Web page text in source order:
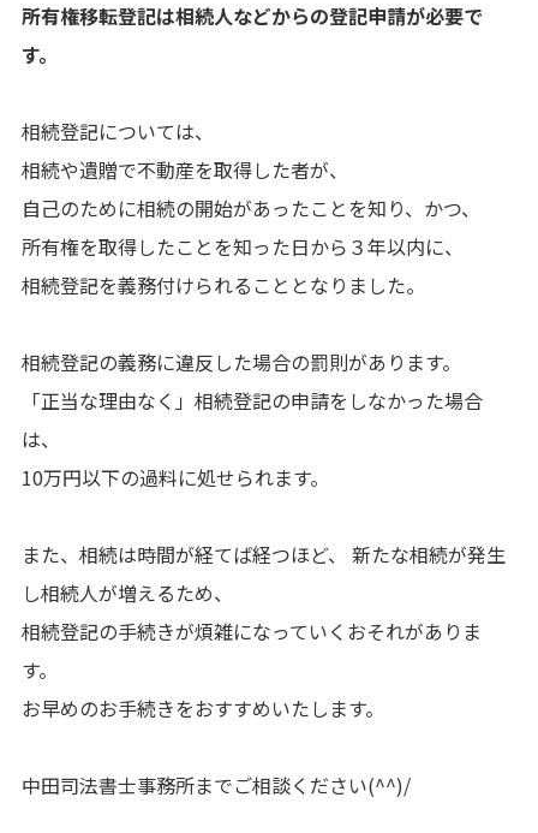
所有権移転登記は相続人などからの登記申請が必要で
す。
相続登記については、
相続や遺贈で不動産を取得した者が、
自己のために相続の開始があったことを知り、かつ、
所有権を取得したことを知った日から３年以内に、
相続登記を義務付けられることとなりました。
相続登記の義務に違反した場合の罰則があります。
「正当な理由なく」相続登記の申請をしなかった場合
は、
10万円以下の過料に処せられます。
また、相続は時間が経てば経つほど、 新たな相続が発生
し相続人が増えるため、
相続登記の手続きが煩雑になっていくおそれがありま
す。
お早めのお手続きをおすすめいたします。
中田司法書士事務所までご相談ください(^^)/